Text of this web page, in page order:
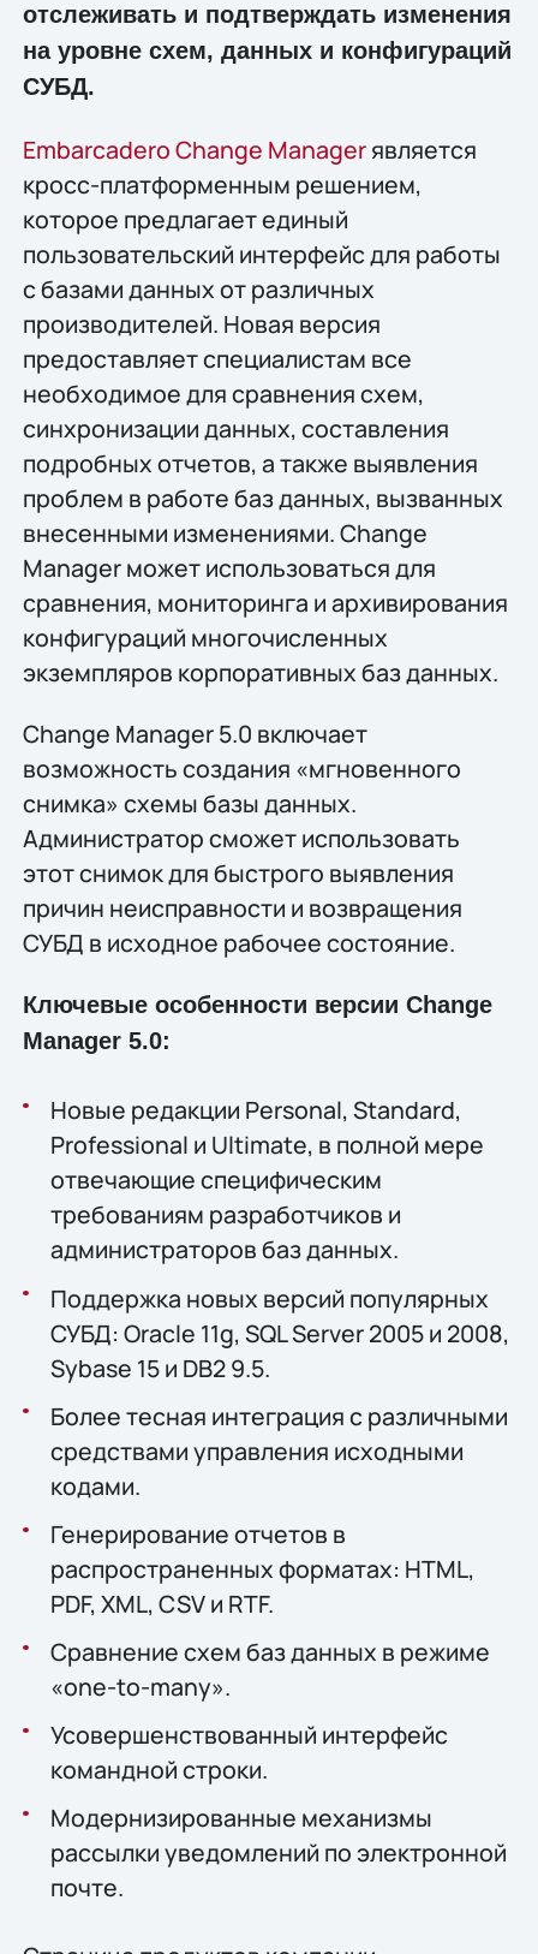
отслеживать и подтверждать изменения
на уровне схем, данных и конфигураций
СУБД.
Embarcadero Change Managerявляется
кросс-платформенным решением,
которое предлагает единый
пользовательский интерфейс для работы
с базами данных от различных
производителей. Новая версия
предоставляет специалистам все
необходимое для сравнения схем,
синхронизации данных, составления
подробных отчетов, а также выявления
проблем в работе баз данных, вызванных
внесенными изменениями. Change
Manager может использоваться для
сравнения, мониторинга и архивирования
конфигураций многочисленных
экземпляров корпоративных баз данных.
Change Manager 5.0 включает
возможность создания «мгновенного
снимка» схемы базы данных.
Администратор сможет использовать
этот снимок для быстрого выявления
причин неисправности и возвращения
СУБД в исходное рабочее состояние.
Ключевые особенности версии Change
Manager 5.0:
Новые редакции Personal, Standard,
Professional и Ultimate, в полной мере
отвечающие специфическим
требованиям разработчиков и
администраторов баз данных.
Поддержка новых версий популярных
СУБД: Oracle 11g, SQL Server 2005 и 2008,
Sybase 15 и DB2 9.5.
Более тесная интеграция с различными
средствами управления исходными
кодами.
Генерирование отчетов в
распространенных форматах: HTML,
PDF, XML, CSV и RTF.
Сравнение схем баз данных в режиме
«one-to-many».
Усовершенствованный интерфейс
командной строки.
Модернизированные механизмы
рассылки уведомлений по электронной
почте.